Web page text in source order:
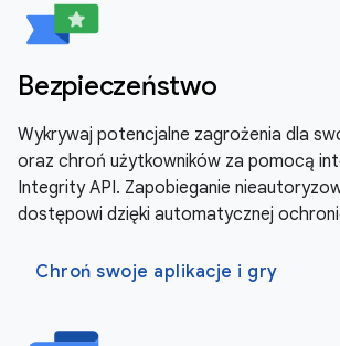
Bezpieczeństwo
Wykrywaj potencjalne zagrożenia dla
oraz chroń użytkowników za pomocą
Integrity API. Zapobieganie
dostępowi dzięki automatycznej
Chroń swoje aplikacje i gry